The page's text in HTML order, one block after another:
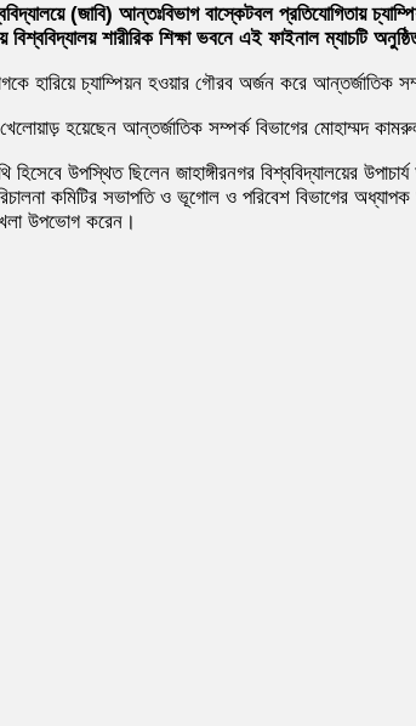
(জাবি) আন্তঃবিভাগ বাস্কেটবল প্রতিযোগিতায়
শারীরিক শিক্ষা ভবনে এই ফাইনাল ম্যাচটি
হারিয়ে চ্যাম্পিয়ন হওয়ার গৌরব অর্জন করে আন্তর্জাতিক
হয়েছেন আন্তর্জাতিক সম্পর্ক বিভাগের মোহাম্মদ
হিসেবে উপস্থিত ছিলেন জাহাঙ্গীরনগর বিশ্ববিদ্যালয়ের
কমিটির সভাপতি ও ভূগোল ও পরিবেশ বিভাগের
খেলা উপভোগ করেন।